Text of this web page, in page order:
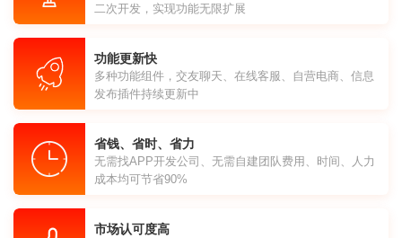
二次开发，实现功能无限扩展
功能更新快
多种功能组件，交友聊天、在线客服、自营电商、信息
发布插件持续更新中
省钱、省时、省力
无需找APP开发公司、无需自建团队费用、时间、人力
成本均可节省90%
市场认可度高